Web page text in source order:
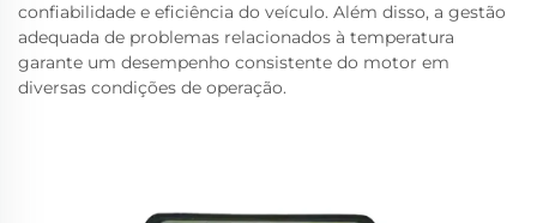
confiabilidade e eficiência do veículo. Além disso, a gestão
adequada de problemas relacionados à temperatura
garante um desempenho consistente do motor em
diversas condições de operação.